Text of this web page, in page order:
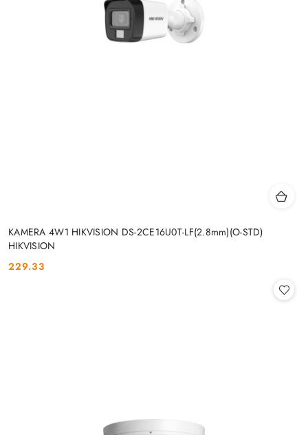
KAMERA 4W1 HIKVISION DS-2CE16U0T-LF(2.8mm)(O-STD)
HIKVISION
Cena:
229.33